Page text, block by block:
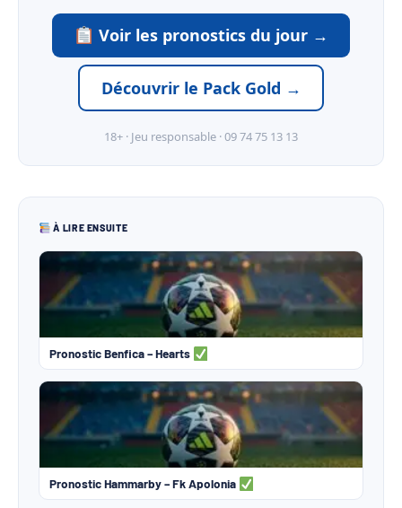
Voir les pronostics du jour →
Découvrir le Pack Gold →
18+ · Jeu responsable · 09 74 75 13 13
À LIRE ENSUITE
Pronostic Benfica – Hearts
Pronostic Hammarby – Fk Apolonia